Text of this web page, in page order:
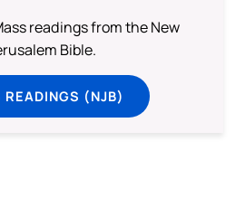
readings from the New
Bible.
READINGS (NJB)